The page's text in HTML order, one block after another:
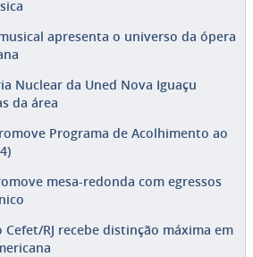
apresenta o universo da ópera
Nuclear da Uned Nova Iguaçu
da área
Programa de Acolhimento ao
mesa-redonda com egressos
Cefet/RJ recebe distinção máxima em